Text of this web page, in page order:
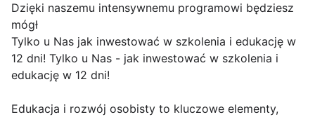
Dzięki naszemu intensywnemu programowi będziesz
mógł
Tylko u Nas jak inwestować w szkolenia i edukację w
12 dni! Tylko u Nas - jak inwestować w szkolenia i
edukację w 12 dni!
Edukacja i rozwój osobisty to kluczowe elementy,